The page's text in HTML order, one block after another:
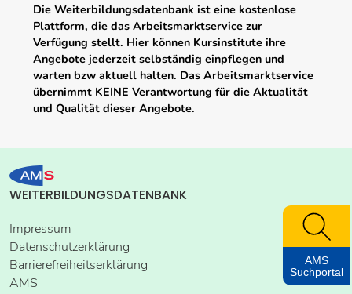
Die Weiterbildungsdatenbank ist eine kostenlose
Plattform, die das Arbeitsmarktservice zur
Verfügung stellt. Hier können Kursinstitute ihre
Angebote jederzeit selbständig einpflegen und
warten bzw aktuell halten. Das Arbeitsmarktservice
übernimmt KEINE Verantwortung für die Aktualität
und Qualität dieser Angebote.
WEITERBILDUNGSDATENBANK
Impressum
Datenschutzerklärung
Barrierefreiheitserklärung
AMS
AMS
Suchportal